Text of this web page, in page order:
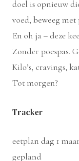
doel is opnieuw
voed, beweeg
En oh ja – deze
Zonder poespas.
Kilo’s, cravings,
Tot morgen?
Tracker
eetplan dag 1
gepland